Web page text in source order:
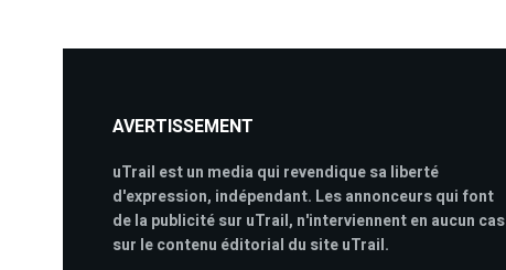
AVERTISSEMENT
uTrail est un media qui revendique sa liberté
d'expression, indépendant. Les annonceurs qui font
de la publicité sur uTrail, n'interviennent en aucun cas
sur le contenu éditorial du site uTrail.